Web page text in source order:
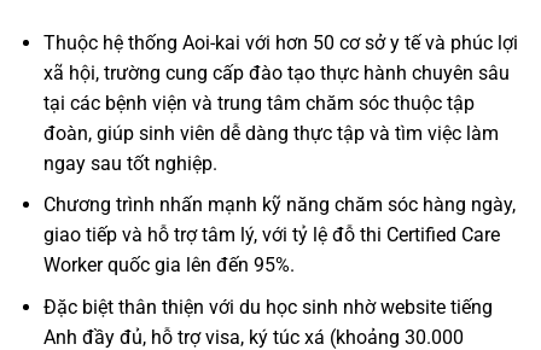
Thuộc hệ thống Aoi-kai với hơn 50 cơ sở y tế và phúc lợi
xã hội, trường cung cấp đào tạo thực hành chuyên sâu
tại các bệnh viện và trung tâm chăm sóc thuộc tập
đoàn, giúp sinh viên dễ dàng thực tập và tìm việc làm
ngay sau tốt nghiệp.
Chương trình nhấn mạnh kỹ năng chăm sóc hàng ngày,
giao tiếp và hỗ trợ tâm lý, với tỷ lệ đỗ thi Certified Care
Worker quốc gia lên đến 95%.
Đặc biệt thân thiện với du học sinh nhờ website tiếng
Anh đầy đủ, hỗ trợ visa, ký túc xá (khoảng 30.000